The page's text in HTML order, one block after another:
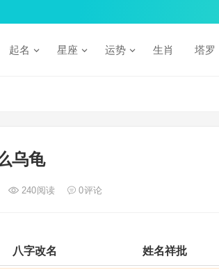
起名 星座 运势 生肖 塔罗
乌龟
240阅读 0评论
八字改名 姓名祥批